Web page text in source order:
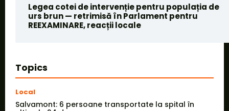
Legea cotei de intervenție pentru populația de
urs brun — retrimisă în Parlament pentru
REEXAMINARE, reacții locale
Topics
Local
Salvamont: 6 persoane transportate la spital în